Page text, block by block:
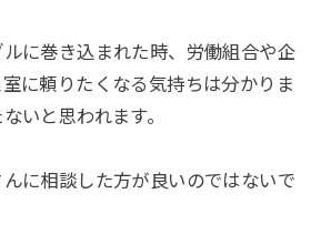
に巻き込まれた時、労働組合や企
に頼りたくなる気持ちは分かりま
いと思われます。
に相談した方が良いのではないで